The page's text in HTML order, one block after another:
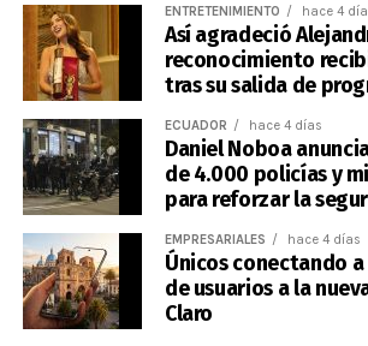
ENTRETENIMIENTO hace 4
Así agradeció
reconocimiento
tras su salida de
ECUADOR hace 4 días
Daniel Noboa
de 4.000 policías y
para reforzar la
EMPRESARIALES hace 4 días
Únicos conectando a
de usuarios a la
Claro